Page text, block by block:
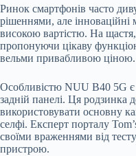
Ринок смартфонів часто
рішеннями, але
високою вартістю. На
пропонуючи цікаву
вельми привабливою ціною.
Особливістю NUU B40 5G
задній панелі. Ця родзинка
використовувати основну
селфі. Експерт порталу
своїми враженнями від
пристрою.